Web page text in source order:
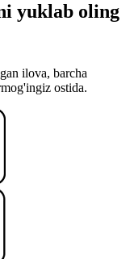
yuklab oling
ilova, barcha
ostida.